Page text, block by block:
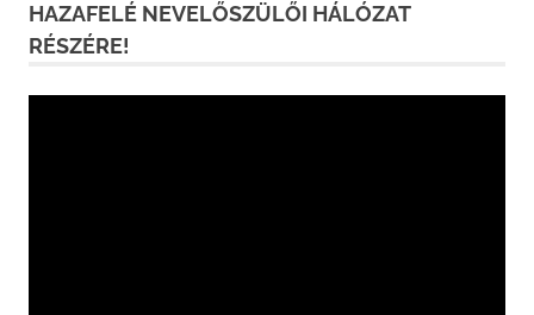
HAZAFELÉ NEVELŐSZÜLŐI HÁLÓZAT
RÉSZÉRE!